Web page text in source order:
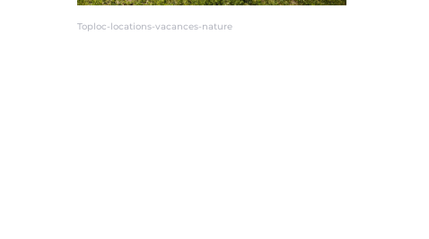
Toploc-locations-vacances-nature